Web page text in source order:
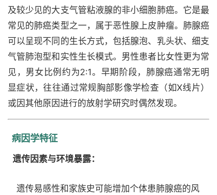
及较少见的大支气管粘液腺的非小细胞肺癌。它是最
常见的肺癌类型之一，属于恶性腺上皮肿瘤。肺腺癌
可以呈现不同的生长方式，包括腺泡、乳头状、细支
气管肺泡型和实性生长模式。男性患者比女性更为常
见，男女比例约为2:1。早期阶段，肺腺癌通常无明
显症状，往往通过常规胸部影像学检查（如X线片）
或因其他原因进行的放射学研究时偶然发现。
病因学特征
遗传因素与环境暴露：
遗传易感性和家族史可能增加个体患肺腺癌的风